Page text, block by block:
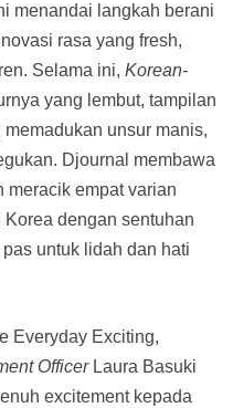
menandai langkah berani
rasa yang fresh,
Selama ini, Korean-
yang lembut, tampilan
unsur manis,
Djournal membawa
meracik empat varian
dengan sentuhan
untuk lidah dan hati
Everyday Exciting,
OfficerLaura Basuki
excitement kepada